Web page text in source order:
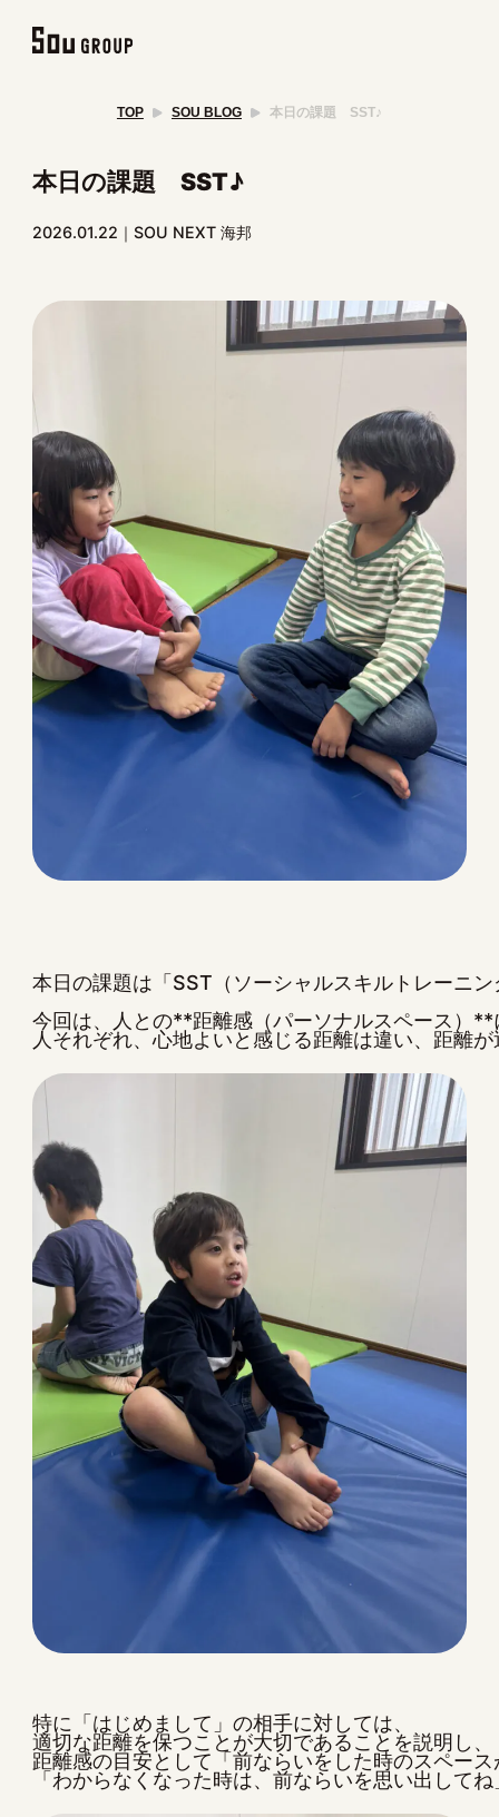
TOP SOU BLOG 本日の課題 SST♪
本日の課題 SST♪
2026.01.22 SOU NEXT 海邦
本日の課題は「SST（ソーシャルスキルトレーニ
今回は、人との**距離感（パーソナルスペース）
人それぞれ、心地よいと感じる距離は違い、距離
特に「はじめまして」の相手に対しては、
適切な距離を保つことが大切であることを説明し、
距離感の目安として「前ならいをした時のスペー
「わからなくなった時は、前ならいを思い出して